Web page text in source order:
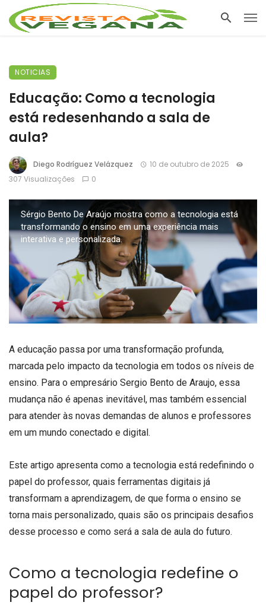
NOTICIAS
Educação: Como a tecnologia
está redesenhando a sala de
aula?
Diego Rodríguez Velázquez
10 de outubro de 2025
307 Visualizações
0
Sérgio Bento De Araújo mostra como a tecnologia está
transformando o ensino em uma experiência mais
interativa e personalizada.
A educação passa por uma transformação profunda,
marcada pelo impacto da tecnologia em todos os níveis de
ensino. Para o empresário Sergio Bento de Araujo, essa
mudança não é apenas inevitável, mas também essencial
para atender às novas demandas de alunos e professores
em um mundo conectado e digital.
Este artigo apresenta como a tecnologia está redefinindo o
papel do professor, quais ferramentas digitais já
transformam a aprendizagem, de que forma o ensino se
torna mais personalizado, quais são os principais desafios
desse processo e como será a sala de aula do futuro.
Como a tecnologia redefine o
papel do professor?